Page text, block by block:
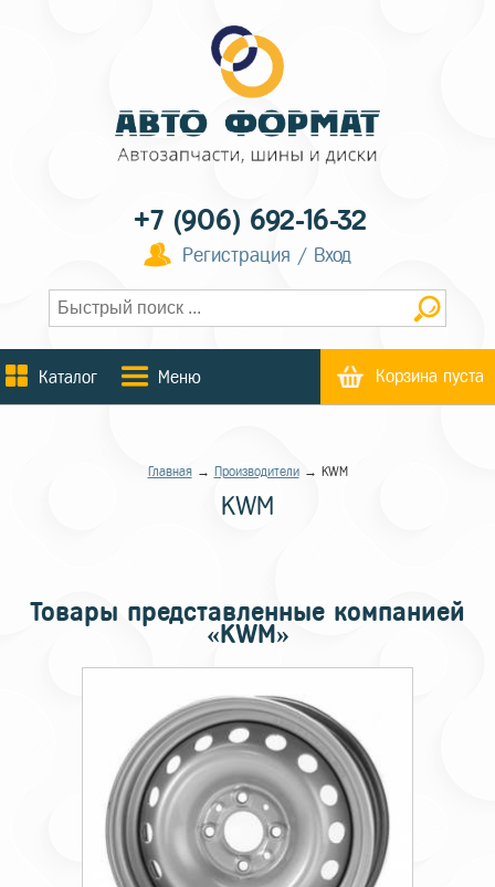
+7 (906) 692-16-32
Регистрация / Вход
Каталог Меню Корзина пуста
Главная→ Производители→ KWM
KWM
Товары представленные компанией
«KWM»